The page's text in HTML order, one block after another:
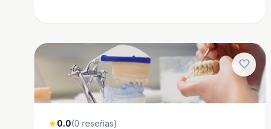
favorite
star0.0(0 reseñas)